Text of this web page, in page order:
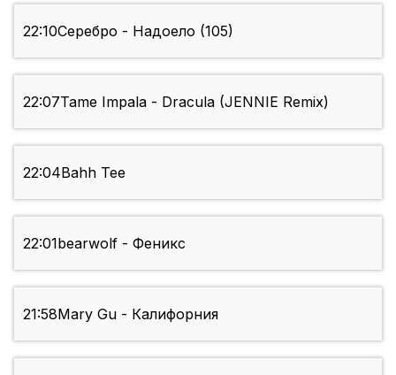
22:10Серебро - Надоело (105)
22:07Tame Impala - Dracula (JENNIE Remix)
22:04Bahh Tee
22:01bearwolf - Феникс
21:58Mary Gu - Калифорния